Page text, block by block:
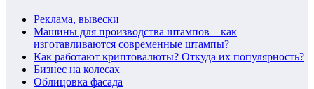
Реклама, вывески
Машины для производства штампов – как
изготавливаются современные штампы?
Как работают криптовалюты? Откуда их популярность?
Бизнес на колесах
Облицовка фасада